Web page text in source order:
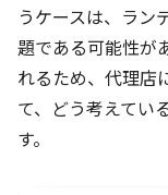
うケースは、ラン
題である可能性が
れるため、代理店
て、どう考えてい
す。